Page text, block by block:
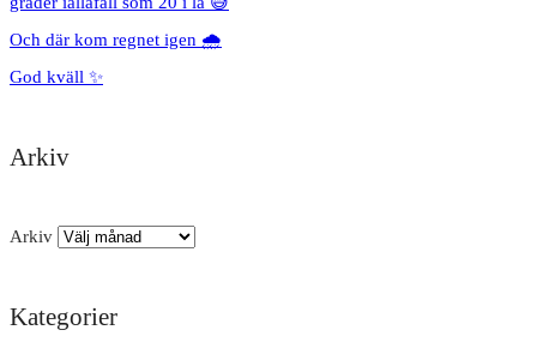
Och där kom regnet igen 🌧️
God kväll ✨
Arkiv
Arkiv
Kategorier